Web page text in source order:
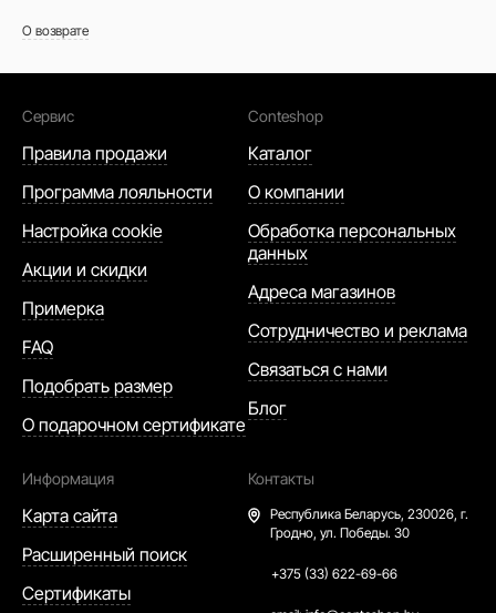
О возврате
Сервис
Правила продажи
Программа лояльности
Настройка cookie
Акции и скидки
Примерка
FAQ
Подобрать размер
О подарочном сертификате
Conteshop
Каталог
О компании
Обработка персональных
данных
Адреса магазинов
Сотрудничество и реклама
Связаться с нами
Блог
Информация
Карта сайта
Расширенный поиск
Сертификаты
Контакты
Республика Беларусь, 230026, г.
Гродно, ул. Победы. 30
+375 (33) 622-69-66